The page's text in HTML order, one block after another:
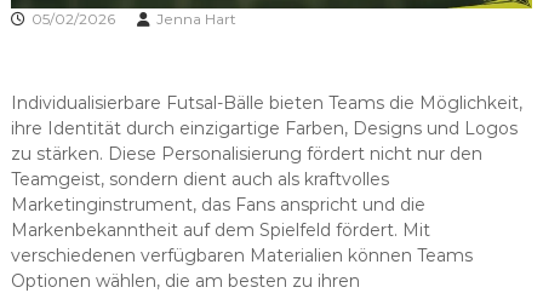
05/02/2026 Jenna Hart
Individualisierbare Futsal-Bälle bieten Teams die Möglichkeit,
ihre Identität durch einzigartige Farben, Designs und Logos
zu stärken. Diese Personalisierung fördert nicht nur den
Teamgeist, sondern dient auch als kraftvolles
Marketinginstrument, das Fans anspricht und die
Markenbekanntheit auf dem Spielfeld fördert. Mit
verschiedenen verfügbaren Materialien können Teams
Optionen wählen, die am besten zu ihren